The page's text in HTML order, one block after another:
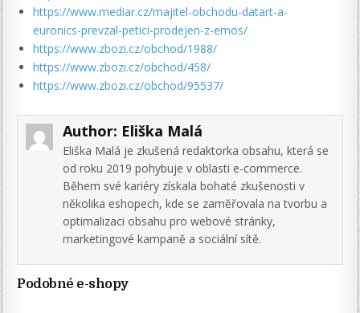
https://www.mediar.cz/majitel-obchodu-datart-a-
euronics-prevzal-petici-prodejen-z-emos/
https://www.zbozi.cz/obchod/1988/
https://www.zbozi.cz/obchod/458/
https://www.zbozi.cz/obchod/95537/
Author: Eliška Malá
Eliška Malá je zkušená redaktorka obsahu, která se
od roku 2019 pohybuje v oblasti e-commerce.
Během své kariéry získala bohaté zkušenosti v
několika eshopech, kde se zaměřovala na tvorbu a
optimalizaci obsahu pro webové stránky,
marketingové kampaně a sociální sítě.
Podobné e-shopy